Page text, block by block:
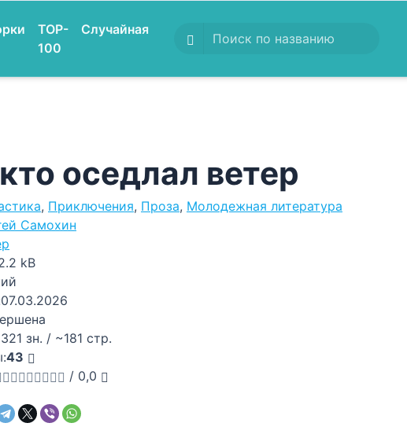
TOP-
100
Случайная
оседлал ветер
, Приключения, Проза, Молодежная литература
Самохин
kB
07.03.2026
зн. / ~181 стр.
43
/ 0,0